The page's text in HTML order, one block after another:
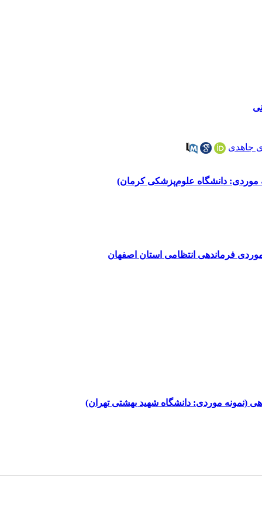
جاهدی
موردی: دانشگاه علوم‌پزشکی کرمان)
فرماندهی انتظامی استان اصفهان
(نمونه موردی: دانشگاه شهید بهشتی تهران)